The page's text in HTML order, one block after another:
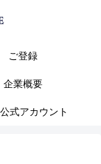
ご登録
企業概要
式アカウント